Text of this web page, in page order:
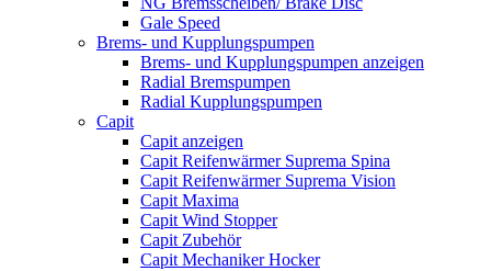
Gale Speed
Brems- und Kupplungspumpen
Brems- und Kupplungspumpen anzeigen
Radial Bremspumpen
Radial Kupplungspumpen
Capit
Capit anzeigen
Capit Reifenwärmer Suprema Spina
Capit Reifenwärmer Suprema Vision
Capit Maxima
Capit Wind Stopper
Capit Zubehör
Capit Mechaniker Hocker